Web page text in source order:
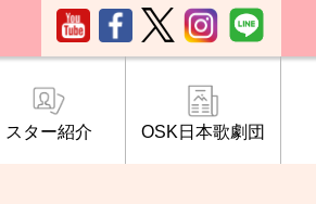
スター紹介 OSK日本歌劇団